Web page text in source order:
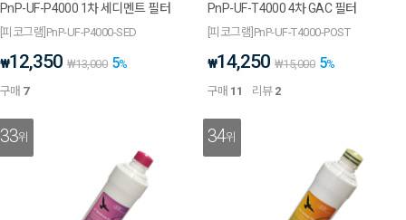
PnP-UF-P4000 1차 세디멘트 필터
[피코그램]PnP-UF-P4000-SED
₩12,350 ₩13,000 5%
구매 7
PnP-UF-T4000 4차 GAC 필터
[피코그램]PnP-UF-T4000-POST
₩14,250 ₩15,000 5%
구매 11 리뷰 2
33위 34위